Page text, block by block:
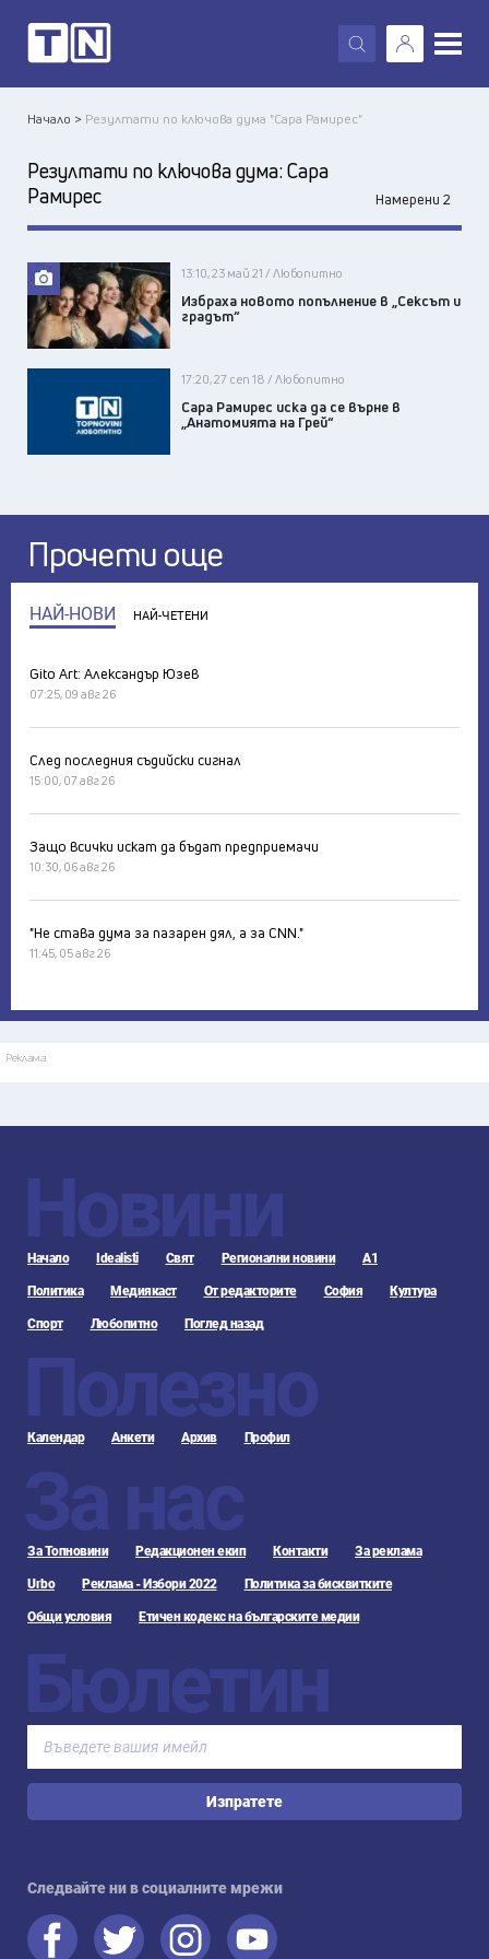
X
Начало > Резултати по ключова дума "Сара Рамирес"
Резултати по ключова дума: Сара
Рамирес
Намерени 2
13:10, 23 май 21 / Любопитно
Избраха новото попълнение в „Сексът и
градът“
17:20, 27 сеп 18 / Любопитно
Сара Рамирес иска да се върне в
„Анатомията на Грей“
Прочети още
НАЙ-НОВИ НАЙ-ЧЕТЕНИ
Gito Art: Александър Юзев
07:25, 09 авг 26
След последния съдийски сигнал
15:00, 07 авг 26
Защо всички искат да бъдат предприемачи
10:30, 06 авг 26
"Не става дума за пазарен дял, а за CNN."
11:45, 05 авг 26
Реклама
Новини
Начало Idealisti Свят Регионални новини А1
Политика Медиякаст От редакторите София Култура
Спорт Любопитно Поглед назад
Полезно
Календар Анкети Архив Профил
За нас
За Топновини Редакционен екип Контакти За реклама
Urbo Реклама - Избори 2022 Политика за бисквитките
Общи условия Етичен кодекс на българските медии
Бюлетин
Изпратете
Следвайте ни в социалните мрежи